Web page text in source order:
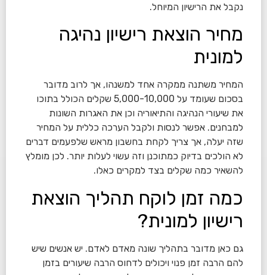
נקבל את הרישיון המיוחל.
מחיר הוצאת רישיון נהיגה
למונית
המחיר משתנה ממקרה אחד למשנהו, אך לרוב מדובר
בסכום שעומד על 5,000-10,000 שקלים הכולל בתוכו
את שיעורי הנהיגה והתיאוריה וכן את האגרות השונות
למבחנים. אפשר לנסות ולקבל הערכה כללית על המחיר
שזה יעלה, אך צריך לקחת בחשבון מראש שלפעמים דברים
לא הולכים בדיוק כמתוכנן וזה עשוי לעלות יותר. לכן מומלץ
להשאיר כמה שקלים בצד למקרים כאלו.
כמה זמן לוקח תהליך הוצאת
רישיון למונית?
גם כאן מדובר בתהליך שונה מאדם לאדם. יש אנשים שיש
להם הרבה זמן פנוי ויכולים לדחוס הרבה שיעורים בזמן